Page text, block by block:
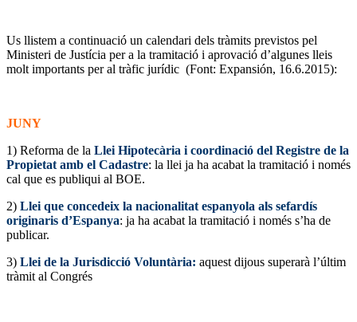
Us llistem a continuació un calendari dels tràmits previstos pel
Ministeri de Justícia per a la tramitació i aprovació d’algunes lleis
molt importants per al tràfic jurídic (Font: Expansión, 16.6.2015):
JUNY
1) Reforma de la Llei Hipotecària i coordinació del Registre de la
Propietat amb el Cadastre: la llei ja ha acabat la tramitació i només
cal que es publiqui al BOE.
2) Llei que concedeix la nacionalitat espanyola als sefardís
originaris d’Espanya: ja ha acabat la tramitació i només s’ha de
publicar.
3) Llei de la Jurisdicció Voluntària: aquest dijous superarà l’últim
tràmit al Congrés